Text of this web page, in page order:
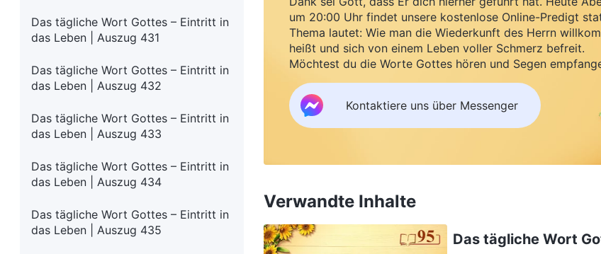
Das tägliche Wort Gottes – Eintritt in
das Leben | Auszug 431
Das tägliche Wort Gottes – Eintritt in
das Leben | Auszug 432
Das tägliche Wort Gottes – Eintritt in
das Leben | Auszug 433
Das tägliche Wort Gottes – Eintritt in
das Leben | Auszug 434
Das tägliche Wort Gottes – Eintritt in
das Leben | Auszug 435
um 20:00 Uhr findet unsere kostenlose Online-Predigt
Thema lautet: Wie man die Wiederkunft des Herrn
heißt und sich von einem Leben voller Schmerz befreit.
Möchtest du die Worte Gottes hören und Segen
Kontaktiere uns über Messenger
Verwandte Inhalte
Das tägliche Wort